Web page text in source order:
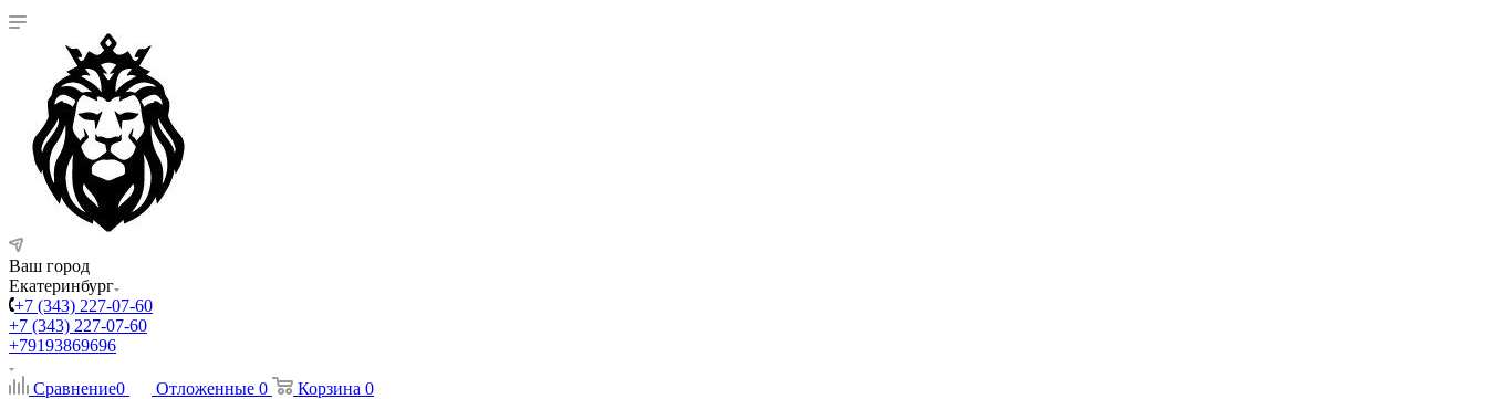
Ваш город
Екатеринбург
+7 (343) 227-07-60
+7 (343) 227-07-60
+79193869696
Сравнение0 Отложенные 0 Корзина 0